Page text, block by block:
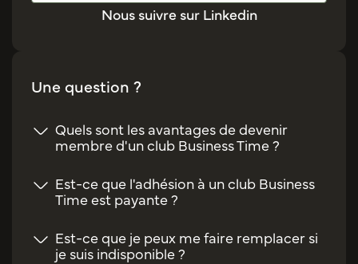
Nous suivre sur Linkedin
Une question ?
Quels sont les avantages de devenir
membre d'un club Business Time ?
Est-ce que l'adhésion à un club Business
Time est payante ?
Est-ce que je peux me faire remplacer si
je suis indisponible ?